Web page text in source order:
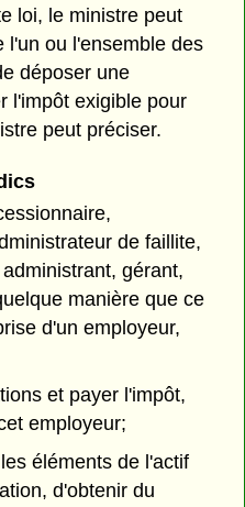
loi, le ministre peut
l'un ou l'ensemble des
déposer une
l'impôt exigible pour
peut préciser.
de faillite,
gérant,
manière que ce
d'un employeur,
et payer l'impôt,
employeur;
éléments de l'actif
d'obtenir du